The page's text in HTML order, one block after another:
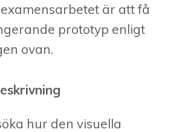
är att få
prototyp enligt
ovan.
hur den visuella